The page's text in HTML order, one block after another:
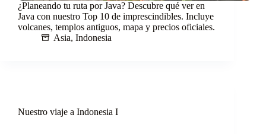
¿Planeando tu ruta por Java? Descubre qué ver en
Java con nuestro Top 10 de imprescindibles. Incluye
volcanes, templos antiguos, mapa y precios oficiales.
Asia, Indonesia
Nuestro viaje a Indonesia I